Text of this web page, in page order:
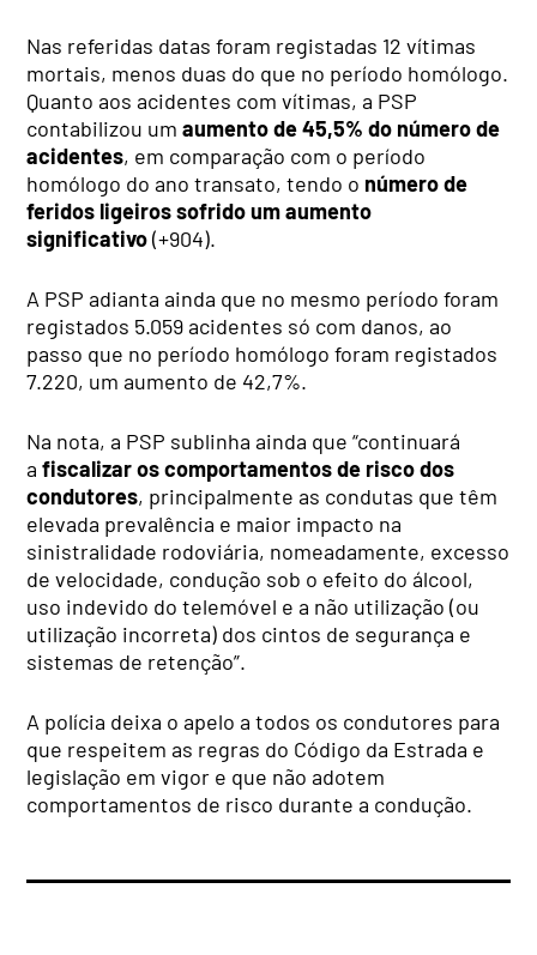
Nas referidas datas foram registadas 12 vítimas
mortais, menos duas do que no período homólogo.
Quanto aos acidentes com vítimas, a PSP
contabilizou umaumento de 45,5% do número de
acidentes, em comparação com o período
homólogo do ano transato, tendo o número de
feridos ligeiros sofrido um aumento
significativo(+904).
A PSP adianta ainda que no mesmo período foram
registados 5.059 acidentes só com danos, ao
passo que no período homólogo foram registados
7.220, um aumento de 42,7%.
Na nota, a PSP sublinha ainda que “continuará
afiscalizar os comportamentos de risco dos
condutores, principalmente as condutas que têm
elevada prevalência e maior impacto na
sinistralidade rodoviária, nomeadamente, excesso
de velocidade, condução sob o efeito do álcool,
uso indevido do telemóvel e a não utilização (ou
utilização incorreta) dos cintos de segurança e
sistemas de retenção”.
A polícia deixa o apelo a todos os condutores para
que respeitem as regras do Código da Estrada e
legislação em vigor e que não adotem
comportamentos de risco durante a condução.